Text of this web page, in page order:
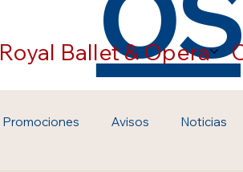
Royal Ballet & Opera
Promociones Avisos Noticias